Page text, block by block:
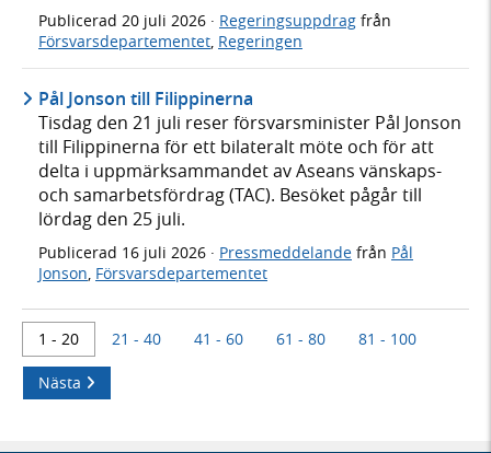
Publicerad 20 juli 2026 · Regeringsuppdrag från
Försvarsdepartementet, Regeringen
Pål Jonson till Filippinerna
Tisdag den 21 juli reser försvarsminister Pål Jonson
till Filippinerna för ett bilateralt möte och för att
delta i uppmärksammandet av Aseans vänskaps-
och samarbetsfördrag (TAC). Besöket pågår till
lördag den 25 juli.
Publicerad 16 juli 2026 · Pressmeddelande från Pål
Jonson Försvarsdepartementet
1 - 20 21 - 40 41 - 60 61 - 80 81 - 100
Nästa